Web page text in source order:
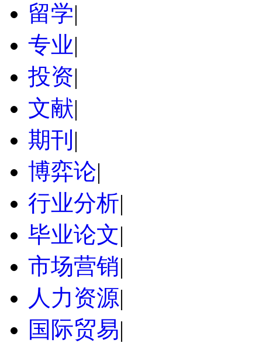
留学|
专业|
投资|
文献|
期刊 |
博弈论|
行业分析|
毕业论文|
市场营销|
人力资源|
国际贸易|